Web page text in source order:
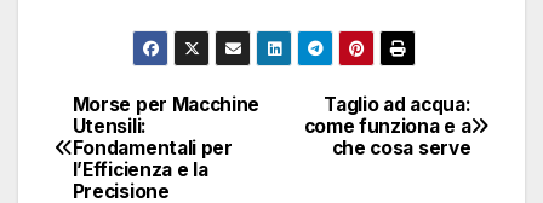
Navigazione
articoli
Taglio ad acqua:
come funziona e a
che cosa serve
Morse per Macchine
Utensili:
Fondamentali per
l’Efficienza e la
Precisione